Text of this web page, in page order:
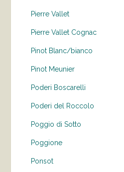
Pierre Vallet
Pierre Vallet Cognac
Pinot Blanc/bianco
Pinot Meunier
Poderi Boscarelli
Poderi del Roccolo
Poggio di Sotto
Poggione
Ponsot